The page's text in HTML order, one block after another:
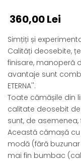
360,00 Lei
Simțiți și
Calități deosebite,
finisare, manoperă
avantaje sunt
ETERNA''.
Toate cămășile din
calitate deosebit
sunt, de
Această cămașă
modă (fără
mai fin bumbac